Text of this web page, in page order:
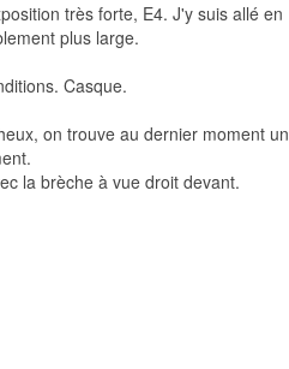
très forte, E4. J'y suis allé en
plus large.
Casque.
on trouve au dernier moment un
la brèche à vue droit devant.